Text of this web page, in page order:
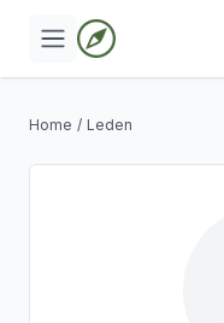
Home / Leden